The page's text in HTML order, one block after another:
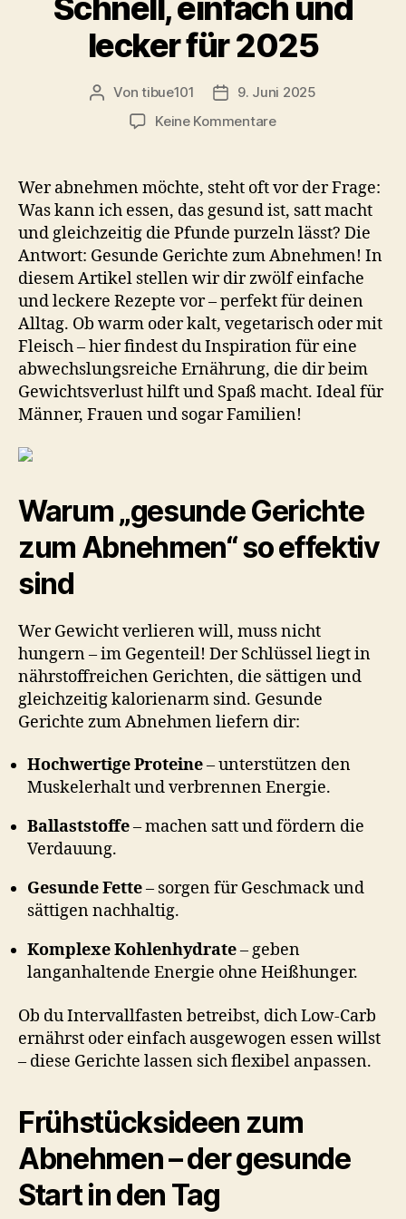
Schnell, einfach und
lecker für 2025
Beitragsautor
Vontibue101 Veröffentlichungsdatum
9. Juni 2025
Keine Kommentarezu
Gerichte
Abnehmen
–
Schnell,
einfach
und
lecker
für
2025
Wer abnehmen möchte, steht oft vor der Frage:
Was kann ich essen, das gesund ist, satt macht
und gleichzeitig die Pfunde purzeln lässt? Die
Antwort: Gesunde Gerichte zum Abnehmen! In
diesem Artikel stellen wir dir zwölf einfache
und leckere Rezepte vor – perfekt für deinen
Alltag. Ob warm oder kalt, vegetarisch oder mit
Fleisch – hier findest du Inspiration für eine
abwechslungsreiche Ernährung, die dir beim
Gewichtsverlust hilft und Spaß macht. Ideal für
Männer, Frauen und sogar Familien!
Warum „gesunde Gerichte
zum Abnehmen“ so effektiv
sind
Wer Gewicht verlieren will, muss nicht
hungern – im Gegenteil! Der Schlüssel liegt in
nährstoffreichen Gerichten, die sättigen und
gleichzeitig kalorienarm sind. Gesunde
Gerichte zum Abnehmen liefern dir:
Hochwertige Proteine– unterstützen den
Muskelerhalt und verbrennen Energie.
Ballaststoffe– machen satt und fördern die
Verdauung.
Gesunde Fette– sorgen für Geschmack und
sättigen nachhaltig.
Komplexe Kohlenhydrate– geben
langanhaltende Energie ohne Heißhunger.
Ob du Intervallfasten betreibst, dich Low-Carb
ernährst oder einfach ausgewogen essen willst
– diese Gerichte lassen sich flexibel anpassen.
Frühstücksideen zum
Abnehmen – der gesunde
Start in den Tag